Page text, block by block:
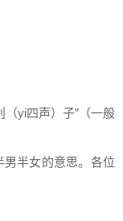
yi四声）子”（一般
男半女的意思。各位